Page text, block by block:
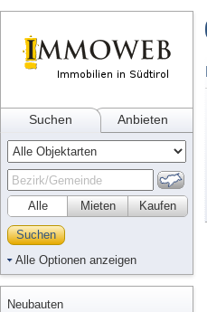
Suchen Anbieten
Alle Kaufen
Mieten
Suchen
Alle Optionen anzeigen
Neubauten